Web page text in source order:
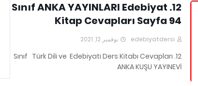
12. Sınıf ANKA YAYINLARI Edebiyat
Kitap Cevapları Sayfa 94
edebiyatdersi نوفمبر 12, 2021
12. Sınıf Türk Dili ve Edebiyatı Ders Kitabı Cevapları
ANKA KUŞU YAYINEVİ